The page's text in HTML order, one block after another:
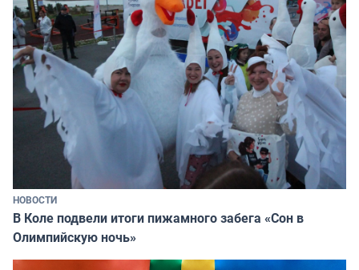
НОВОСТИ
В Коле подвели итоги пижамного забега «Сон в
Олимпийскую ночь»